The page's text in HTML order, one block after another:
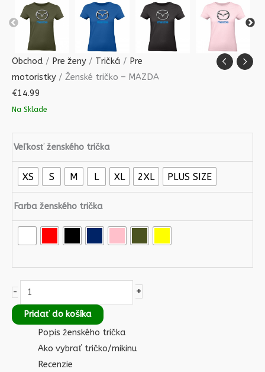
Obchod / Pre ženy / Tričká / Pre
motoristky / Ženské tričko – MAZDA
€14.99
Na Sklade
Veľkosť ženského trička
XS S M L XL 2XL PLUS SIZE
Farba ženského trička
- +
Pridať do košíka
Popis ženského trička
Ako vybrať tričko/mikinu
Recenzie